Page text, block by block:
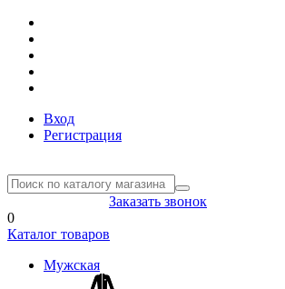
Вход
Регистрация
Заказать звонок
0
Каталог товаров
Мужская